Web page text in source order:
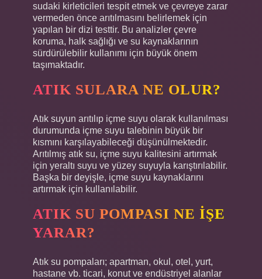
sudaki kirleticileri tespit etmek ve çevreye zarar
vermeden önce arıtılmasını belirlemek için
yapılan bir dizi testtir. Bu analizler çevre
koruma, halk sağlığı ve su kaynaklarının
sürdürülebilir kullanımı için büyük önem
taşımaktadır.
ATIK SULARA NE OLUR?
Atık suyun arıtılıp içme suyu olarak kullanılması
durumunda içme suyu talebinin büyük bir
kısmını karşılayabileceği düşünülmektedir.
Arıtılmış atık su, içme suyu kalitesini artırmak
için yeraltı suyu ve yüzey suyuyla karıştırılabilir.
Başka bir deyişle, içme suyu kaynaklarını
artırmak için kullanılabilir.
ATIK SU POMPASI NE IŞE
YARAR?
Atık su pompaları; apartman, okul, otel, yurt,
hastane vb. ticari, konut ve endüstriyel alanlar